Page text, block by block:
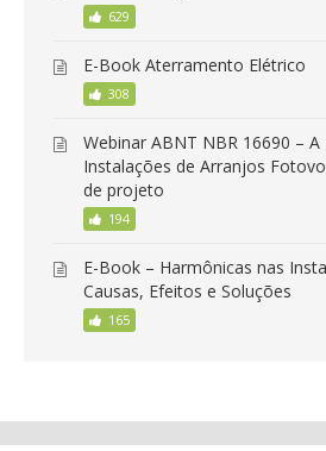
629
E-Book Aterramento Elétrico
308
Webinar ABNT NBR 16690 –
Instalações de Arranjos
de projeto
194
E-Book – Harmônicas nas
Causas, Efeitos e Soluções
165